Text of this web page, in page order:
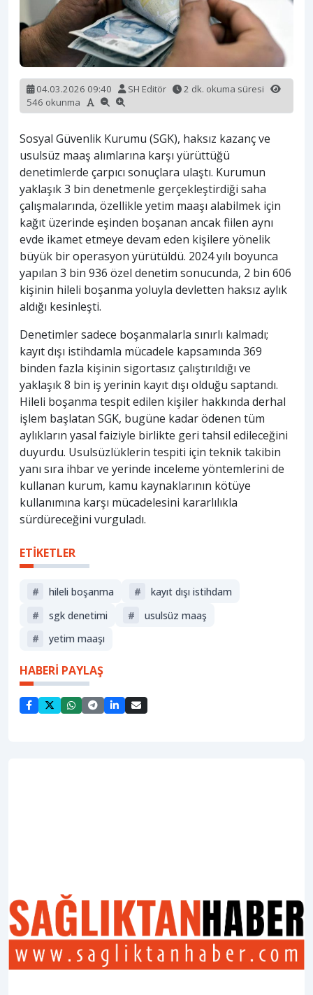
04.03.2026 09:40 SH Editör
2 dk. okuma süresi
546 okunma
Sosyal Güvenlik Kurumu (SGK), haksız kazanç ve
usulsüz maaş alımlarına karşı yürüttüğü
denetimlerde çarpıcı sonuçlara ulaştı. Kurumun
yaklaşık 3 bin denetmenle gerçekleştirdiği saha
çalışmalarında, özellikle yetim maaşı alabilmek için
kağıt üzerinde eşinden boşanan ancak fiilen aynı
evde ikamet etmeye devam eden kişilere yönelik
büyük bir operasyon yürütüldü. 2024 yılı boyunca
yapılan 3 bin 936 özel denetim sonucunda, 2 bin 606
kişinin hileli boşanma yoluyla devletten haksız aylık
aldığı kesinleşti.
Denetimler sadece boşanmalarla sınırlı kalmadı;
kayıt dışı istihdamla mücadele kapsamında 369
binden fazla kişinin sigortasız çalıştırıldığı ve
yaklaşık 8 bin iş yerinin kayıt dışı olduğu saptandı.
Hileli boşanma tespit edilen kişiler hakkında derhal
işlem başlatan SGK, bugüne kadar ödenen tüm
aylıkların yasal faiziyle birlikte geri tahsil edileceğini
duyurdu. Usulsüzlüklerin tespiti için teknik takibin
yanı sıra ihbar ve yerinde inceleme yöntemlerini de
kullanan kurum, kamu kaynaklarının kötüye
kullanımına karşı mücadelesini kararlılıkla
sürdüreceğini vurguladı.
ETİKETLER
# hileli boşanma #
kayıt dışı istihdam
#
sgk denetimi #
usulsüz maaş
#
yetim maaşı
HABERİ PAYLAŞ